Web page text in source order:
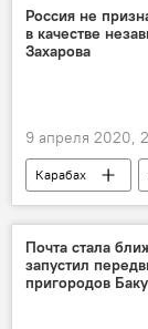
Азербайджанцы
Турция
Россия не
в качестве
Захарова
9 апреля 2020,
Карабах
Россия
Почта стала
запустил
пригородов Баку